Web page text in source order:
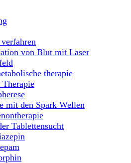
von Blut mit Laser
therapie
mit den Spark Wellen
Tablettensucht